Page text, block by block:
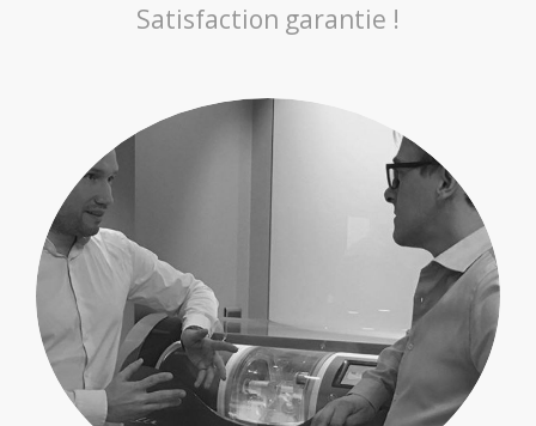
Satisfaction garantie !